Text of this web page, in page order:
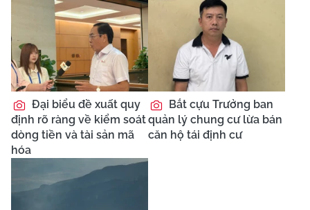
Đại biểu đề xuất quy
định rõ ràng về kiểm soát
dòng tiền và tài sản mã
hóa
Bắt cựu Trưởng ban
quản lý chung cư lừa bán
căn hộ tái định cư